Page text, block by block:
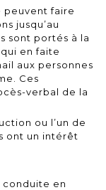
peuvent faire
jusqu’au
sont portés à la
en faite
aux personnes
Ces
verbal de la
ou l’un de
ont un intérêt
conduite en